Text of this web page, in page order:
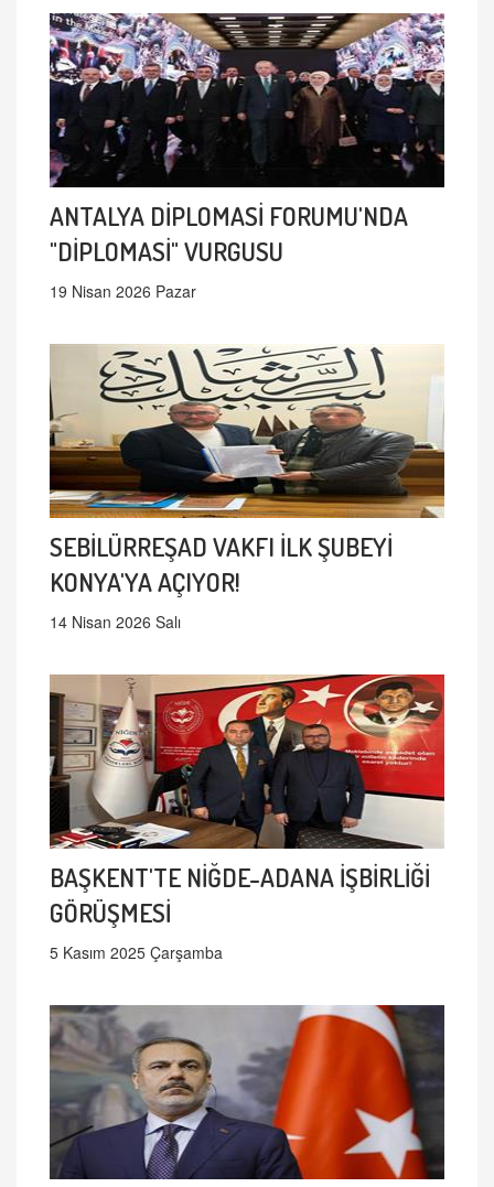
ANTALYA DİPLOMASİ FORUMU'NDA
"DİPLOMASİ" VURGUSU
19 Nisan 2026 Pazar
SEBİLÜRREŞAD VAKFI İLK ŞUBEYİ
KONYA'YA AÇIYOR!
14 Nisan 2026 Salı
BAŞKENT'TE NİĞDE-ADANA İŞBİRLİĞİ
GÖRÜŞMESİ
5 Kasım 2025 Çarşamba